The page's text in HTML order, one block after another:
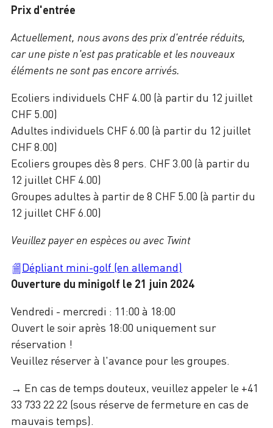
Prix d'entrée
Actuellement, nous avons des prix d'entrée réduits,
car une piste n'est pas praticable et les nouveaux
éléments ne sont pas encore arrivés.
Ecoliers individuels CHF 4.00 (à partir du 12 juillet
CHF 5.00)
Adultes individuels CHF 6.00 (à partir du 12 juillet
CHF 8.00)
Ecoliers groupes dès 8 pers. CHF 3.00 (à partir du
12 juillet CHF 4.00)
Groupes adultes à partir de 8 CHF 5.00 (à partir du
12 juillet CHF 6.00)
Veuillez payer en espèces ou avec Twint
Dépliant mini-golf (en allemand)
Ouverture du minigolf le 21 juin 2024
Vendredi - mercredi : 11:00 à 18:00
Ouvert le soir après 18:00 uniquement sur
réservation !
Veuillez réserver à l'avance pour les groupes.
→ En cas de temps douteux, veuillez appeler le +41
33 733 22 22 (sous réserve de fermeture en cas de
mauvais temps).